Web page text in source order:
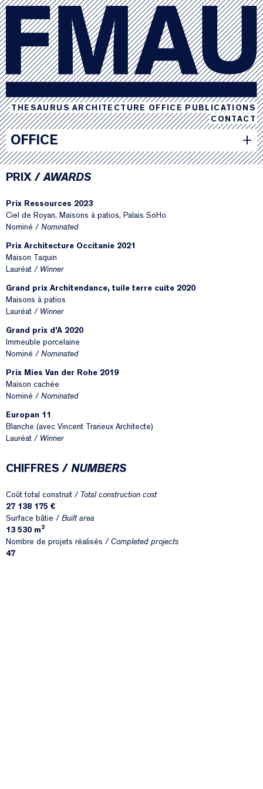
THESAURUS ARCHITECTURE OFFICE
PUBLICATIONS
CONTACT
OFFICE +
PRIX /AWARDS
Prix Ressources 2023
Ciel de Royan, Maisons à patios, Palais SoHo
Nominé / Nominated
Prix Architecture Occitanie 2021
Maison Taquin
Lauréat / Winner
Grand prix Architendance, tuile terre cuite 2020
Maisons à patios
Lauréat / Winner
Grand prix d’A 2020
Immeuble porcelaine
Nominé / Nominated
Prix Mies Van der Rohe 2019
Maison cachée
Nominé / Nominated
Europan 11
Blanche (avec Vincent Trarieux Architecte)
Lauréat / Winner
CHIFFRES / NUMBERS
Coût total construit / Total construction cost
27 138 175 €
Surface bâtie / Built area
13 530 m 2
Nombre de projets réalisés / Completed projects
47